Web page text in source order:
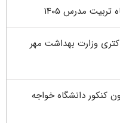
مدرس ۱۴۰۵
وزارت بهداشت مهر
کنکور دانشگاه خواجه